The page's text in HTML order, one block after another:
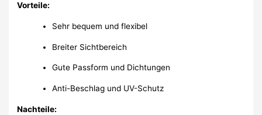
Vorteile:
Sehr bequem und flexibel
Breiter Sichtbereich
Gute Passform und Dichtungen
Anti-Beschlag und UV-Schutz
Nachteile: